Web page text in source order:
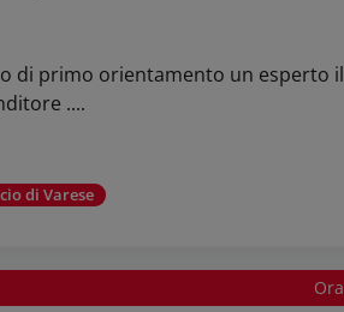
di primo orientamento un esperto
....
di Varese